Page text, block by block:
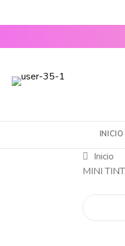
INICIO
Inicio
MINI